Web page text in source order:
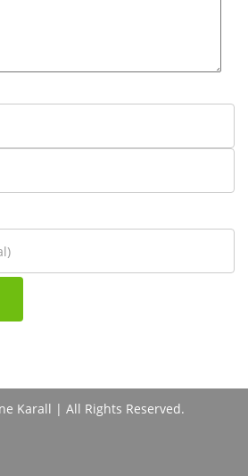
Karall | All Rights Reserved.